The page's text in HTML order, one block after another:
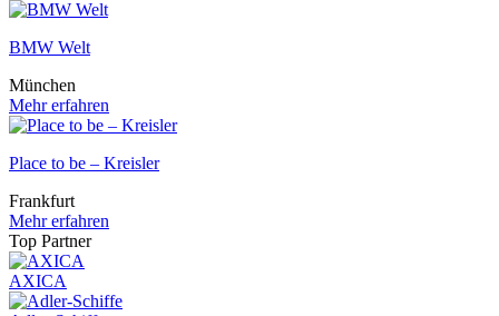
BMW Welt
München
Mehr erfahren
Place to be – Kreisler
Frankfurt
Mehr erfahren
Top Partner
AXICA